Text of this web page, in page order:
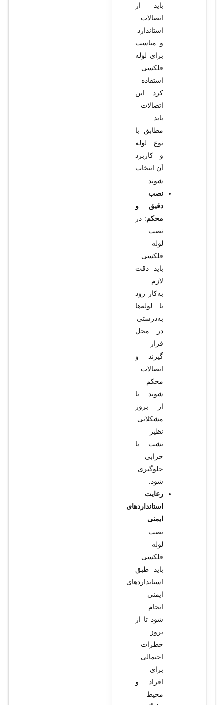
باید از
اتصالات
استاندارد
و مناسب
برای لوله
فلکسی
استفاده
کرد. این
اتصالات
باید
مطابق با
نوع لوله
و کاربرد
آن انتخاب
شوند.
نصب
دقیق و
محکم: در
نصب
لوله
فلکسی
باید دقت
لازم
به‌کار رود
تا لوله‌ها
به‌درستی
در محل
قرار
گیرند و
اتصالات
محکم
شوند تا
از بروز
مشکلاتی
نظیر
نشت یا
خرابی
جلوگیری
شود.
رعایت
استانداردهای
ایمنی:
نصب
لوله
فلکسی
باید طبق
استانداردهای
ایمنی
انجام
شود تا از
بروز
خطرات
احتمالی
برای
افراد و
محیط